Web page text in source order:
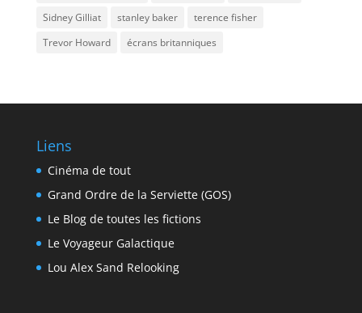
Sidney Gilliat
stanley baker
terence fisher
Trevor Howard
écrans britanniques
Liens
Cinéma de tout
Grand Ordre de la Serviette (GOS)
Le Blog de toutes les fictions
Le Voyageur Galactique
Lou Alex Sand Relooking